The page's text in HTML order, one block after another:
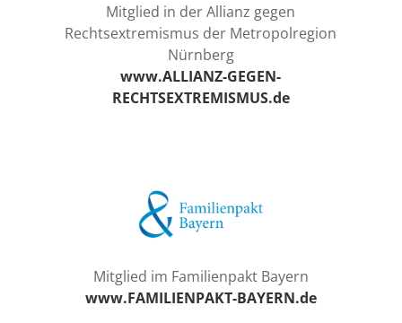
Mitglied in der Allianz gegen
Rechtsextremismus der Metropolregion
Nürnberg
www.ALLIANZ-GEGEN-
RECHTSEXTREMISMUS.de
Mitglied im Familienpakt Bayern
www.FAMILIENPAKT-BAYERN.de